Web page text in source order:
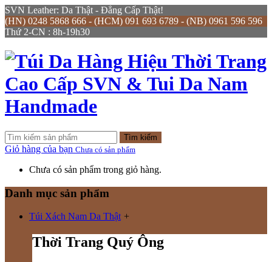
SVN Leather: Da Thật - Đẳng Cấp Thật!
(HN) 0248 5868 666 - (HCM) 091 693 6789 - (NB) 0961 596 596
Thứ 2-CN : 8h-19h30
Tìm kiếm
Giỏ hàng của bạn Chưa có sản phẩm
Chưa có sản phẩm trong giỏ hàng.
Danh mục sản phẩm
Túi Xách Nam Da Thật +
Thời Trang Quý Ông